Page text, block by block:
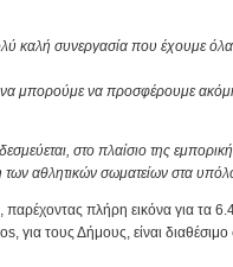
καλή συνεργασία που έχουμε
να μπορούμε να προσφέρουμε
στο πλαίσιο της
των αθλητικών σωματείων στα
πλήρη εικόνα για τα
τους Δήμους, είναι διαθέσιμο